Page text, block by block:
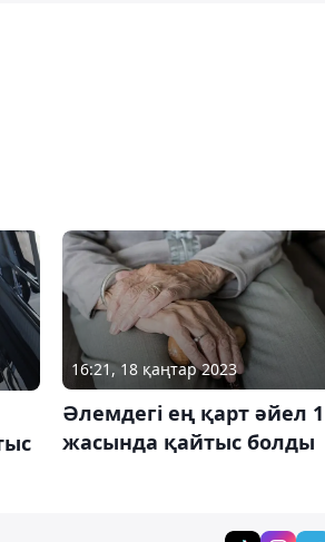
16:21, 18 қаңтар 2023
Әлемдегі ең қарт әйел
жасында қайтыс болды